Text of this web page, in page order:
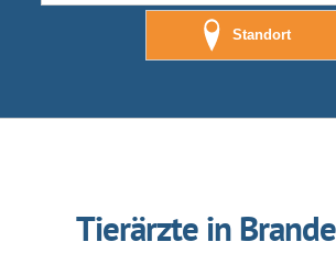
Standort
Tierärzte in